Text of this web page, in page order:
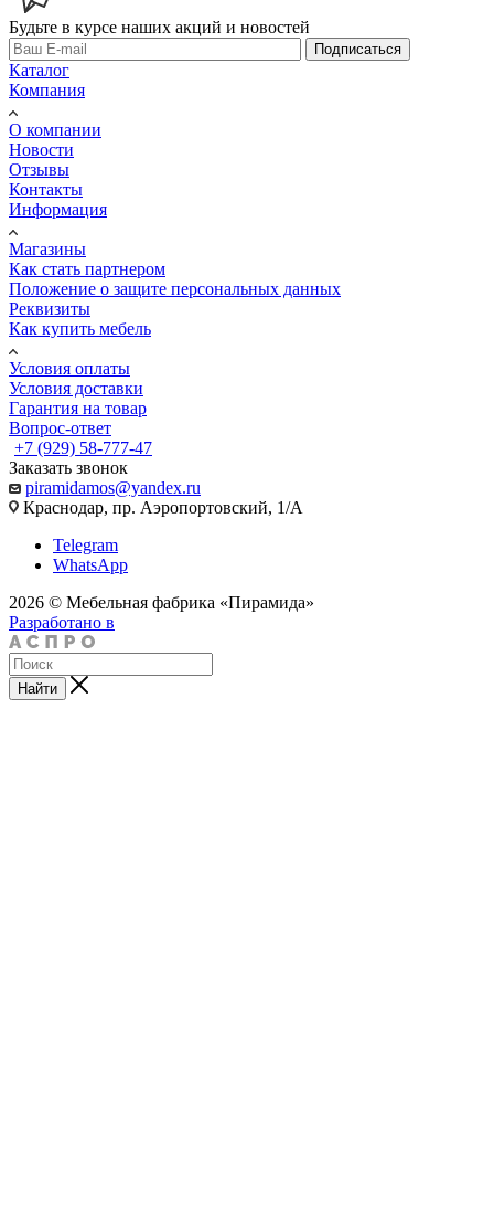
Будьте в курсе наших акций и новостей
Подписаться
Каталог
Компания
О компании
Новости
Отзывы
Контакты
Информация
Магазины
Как стать партнером
Положение о защите персональных данных
Реквизиты
Как купить мебель
Условия оплаты
Условия доставки
Гарантия на товар
Вопрос-ответ
+7 (929) 58-777-47
Заказать звонок
piramidamos@yandex.ru
Краснодар, пр. Аэропортовский, 1/А
Telegram
WhatsApp
2026 © Мебельная фабрика «Пирамида»
Разработано в
Найти